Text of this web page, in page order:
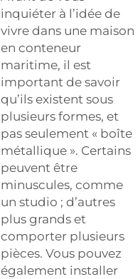
inquiéter à l’idée de
vivre dans une maison
en conteneur
maritime, il est
important de savoir
qu’ils existent sous
plusieurs formes, et
pas seulement « boîte
métallique ». Certains
peuvent être
minuscules, comme
un studio ; d’autres
plus grands et
comporter plusieurs
pièces. Vous pouvez
également installer